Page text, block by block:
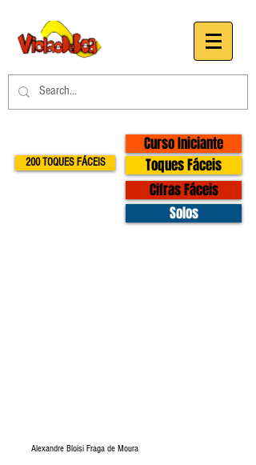
200 TOQUES FÁCEIS
Curso Iniciante
Toques Fáceis
Cifras Fáceis
Solos
Alexandre Bloisi Fraga de Moura